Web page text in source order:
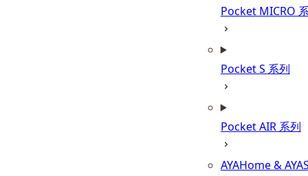
Pocket MICRO
Pocket S 系列
Pocket AIR 系列
AYAHome &